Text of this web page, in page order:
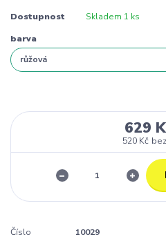
Dostupnost Skladem 1 ks
barva
629
520 Kč
Číslo
10029